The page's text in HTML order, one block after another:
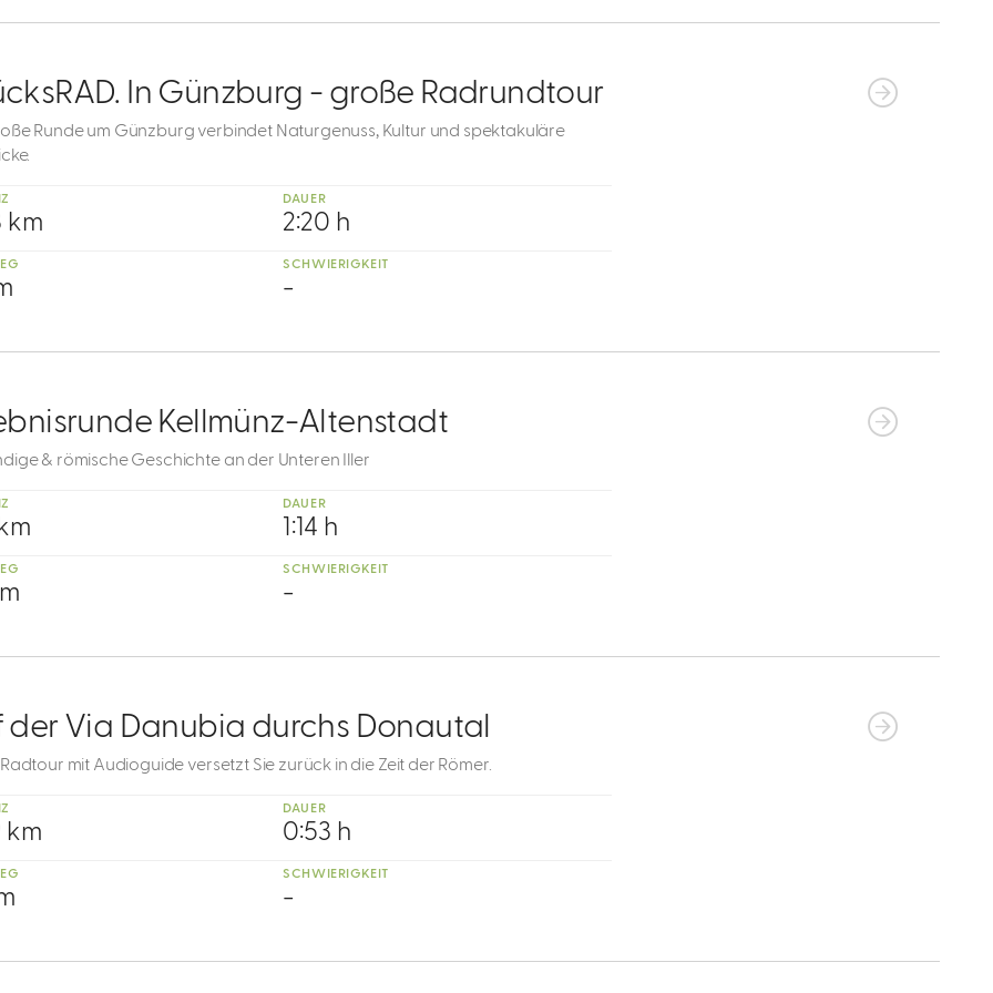
In Günzburg - große Radrundtour
Runde um Günzburg verbindet Naturgenuss, Kultur und spektakuläre
km
DAUER
2:20 h
SCHWIERIGKEIT
-
Kellmünz-Altenstadt
& römische Geschichte an der Unteren Iller
DAUER
1:14 h
SCHWIERIGKEIT
-
der Via Danubia durchs Donautal
Radtour mit Audioguide versetzt Sie zurück in die Zeit der Römer.
km
DAUER
0:53 h
SCHWIERIGKEIT
-